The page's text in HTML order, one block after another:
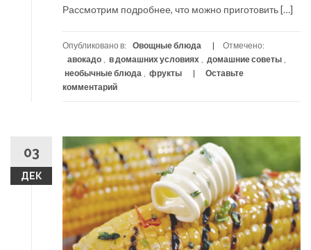
Рассмотрим подробнее, что можно приготовить […]
Опубликовано в: Овощные блюда
Отмечено:
авокадо
в домашних условиях домашние советы
необычные блюда
фрукты
Оставьте
комментарий
03
ДЕК